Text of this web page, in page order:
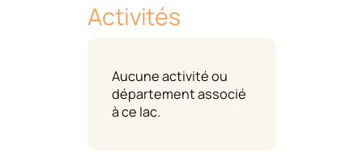
Activités
Aucune activité ou
département associé
à ce lac.